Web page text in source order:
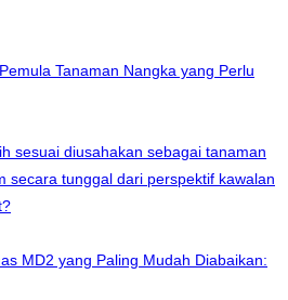
Tanaman Nangka yang Perlu
sesuai diusahakan sebagai tanaman
secara tunggal dari perspektif kawalan
MD2 yang Paling Mudah Diabaikan: